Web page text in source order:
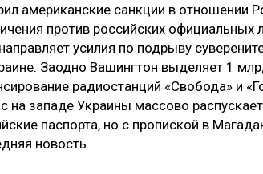
американские санкции в отношении
против российских официальных
усилия по подрыву
Заодно Вашингтон выделяет 1
радиостанций «Свобода» и
на западе Украины массово
паспорта, но с пропиской в
новость.